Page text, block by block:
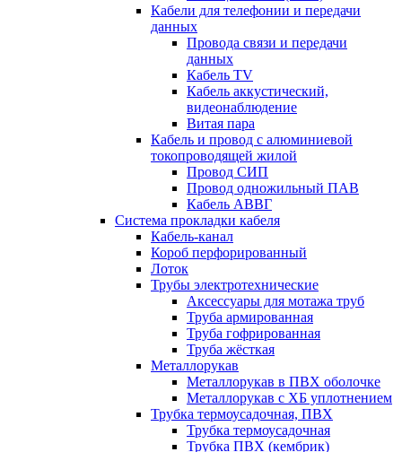
Кабели для телефонии и передачи
данных
Провода связи и передачи
данных
Кабель TV
Кабель аккустический,
видеонаблюдение
Витая пара
Кабель и провод с алюминиевой
токопроводящей жилой
Провод СИП
Провод одножильный ПАВ
Кабель АВВГ
Система прокладки кабеля
Кабель-канал
Короб перфорированный
Лоток
Трубы электротехнические
Аксессуары для мотажа труб
Труба армированная
Труба гофрированная
Труба жёсткая
Металлорукав
Металлорукав в ПВХ оболочке
Металлорукав с ХБ уплотнением
Трубка термоусадочная, ПВХ
Трубка термоусадочная
Трубка ПВХ (кембрик)